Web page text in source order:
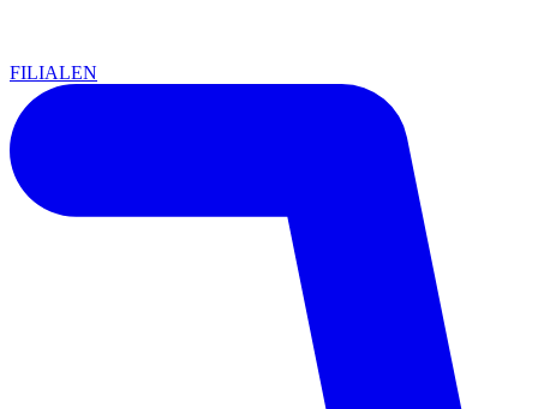
FILIALEN